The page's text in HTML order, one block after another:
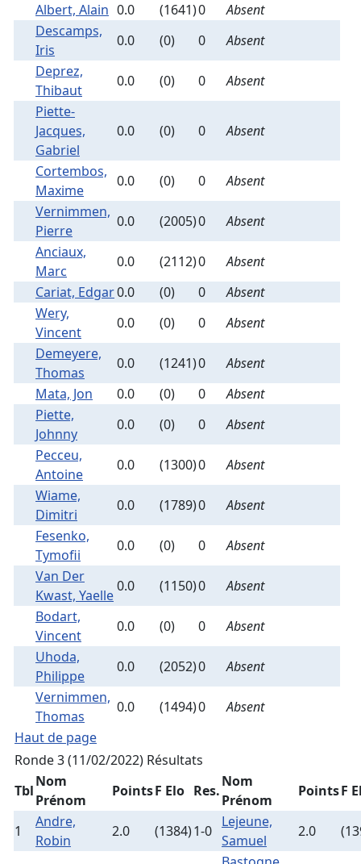
Albert, Alain 0.0 (1641)0
Absent
Descamps,
Iris
0.0 (0) 0
Absent
Deprez,
Thibaut
0.0 (0) 0
Absent
Piette-
Jacques,
Gabriel
0.0 (0) 0 Absent
Cortembos,
Maxime
0.0 (0) 0
Absent
Vernimmen,
Pierre
0.0 (2005)0
Absent
Anciaux,
Marc
0.0 (2112)0
Absent
Cariat, Edgar0.0 (0) 0
Absent
Wery,
Vincent
0.0 (0) 0
Absent
Demeyere,
Thomas
0.0 (1241)0
Absent
Mata, Jon
0.0 (0) 0
Absent
Piette,
Johnny
0.0 (0) 0
Absent
Pecceu,
Antoine
0.0 (1300)0
Absent
Wiame,
Dimitri
0.0 (1789)0
Absent
Fesenko,
Tymofii
0.0 (0) 0
Absent
Van Der
Kwast, Yaelle
0.0 (1150)0
Absent
Bodart,
Vincent
0.0 (0) 0
Absent
Uhoda,
Philippe
0.0 (2052)0
Absent
Vernimmen,
Thomas
0.0 (1494)0
Absent
Haut de page
Ronde 3 (11/02/2022) Résultats
Tbl
Nom
Prénom
PointsF Elo Res.
Nom
Prénom
PointsF
1
Andre,
Robin
2.0 (1384)1-0
Lejeune,
Samuel
2.0